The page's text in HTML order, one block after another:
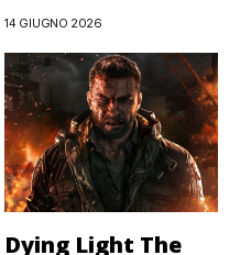
14 GIUGNO 2026
Dying Light The